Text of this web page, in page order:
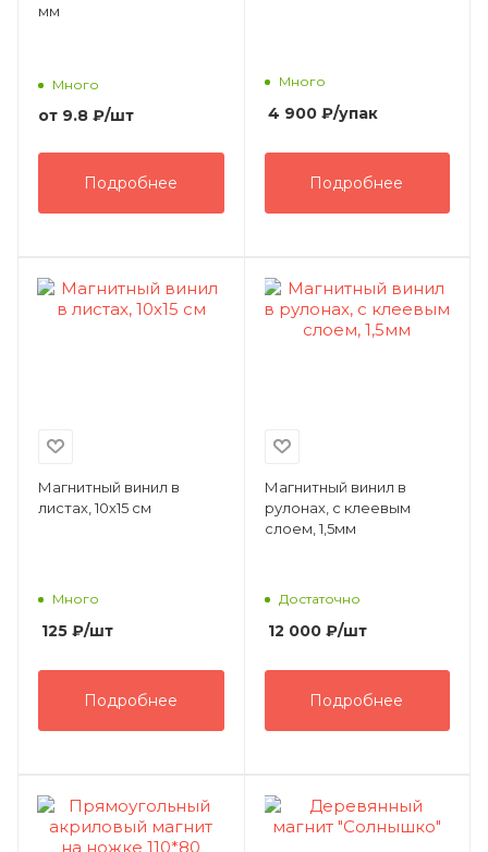
мм
Много
от 9.8 ₽/шт
Подробнее
Много
4 900₽/упак
Подробнее
Магнитный винил в
листах, 10х15 см
Много
125 ₽/шт
Подробнее
Магнитный винил в
рулонах, с клеевым
слоем, 1,5мм
Достаточно
12 000₽/шт
Подробнее